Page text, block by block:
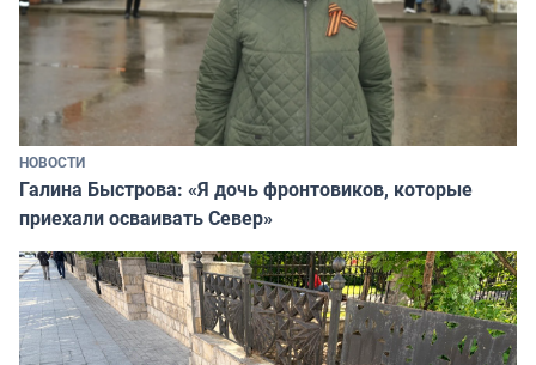
НОВОСТИ
Галина Быстрова: «Я дочь фронтовиков, которые
приехали осваивать Север»